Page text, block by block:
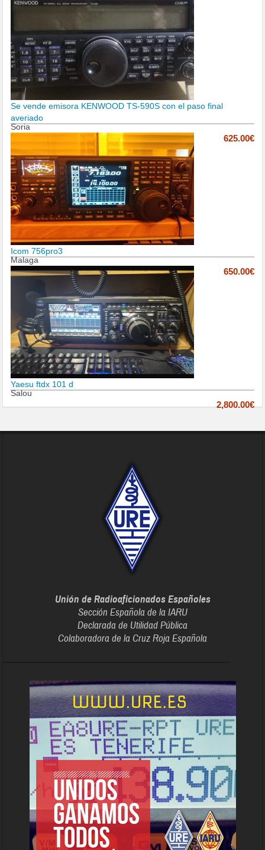
Se vende emisora KENWOOD TS-590S con el paso final
averiado
Soria
625.00€
Icom 756pro3
Malaga
650.00€
Yaesu ftdx 101 d
Salou
2,800.00€
Unión de Radioaficionados Españoles
Sección Española de la IARU
Declarada de Utilidad Pública
Colaboradora de la Cruz Roja Española